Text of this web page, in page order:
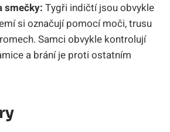
smečky: Tygři indičtí jsou obvykle
si označují pomocí moči, trusu
Samci obvykle kontrolují
a brání je proti ostatním